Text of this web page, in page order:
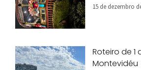
15 de dezembro
Roteiro de 1
Montevidéu